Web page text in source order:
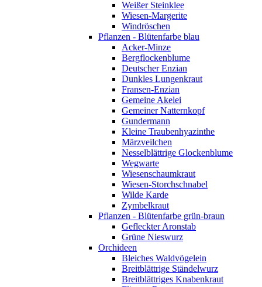
Weißer Steinklee
Wiesen-Margerite
Windröschen
Pflanzen - Blütenfarbe blau
Acker-Minze
Bergflockenblume
Deutscher Enzian
Dunkles Lungenkraut
Fransen-Enzian
Gemeine Akelei
Gemeiner Natternkopf
Gundermann
Kleine Traubenhyazinthe
Märzveilchen
Nesselblättrige Glockenblume
Wegwarte
Wiesenschaumkraut
Wiesen-Storchschnabel
Wilde Karde
Zymbelkraut
Pflanzen - Blütenfarbe grün-braun
Gefleckter Aronstab
Grüne Nieswurz
Orchideen
Bleiches Waldvögelein
Breitblättrige Ständelwurz
Breitblättriges Knabenkraut